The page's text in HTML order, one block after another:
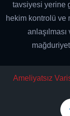
tavsiyesi yerine
hekim kontrolü ve
Ameliyatsız